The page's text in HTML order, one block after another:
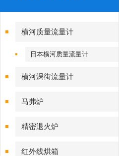
横河质量流量计
日本横河质量流量计
横河涡街流量计
马弗炉
精密退火炉
红外线烘箱